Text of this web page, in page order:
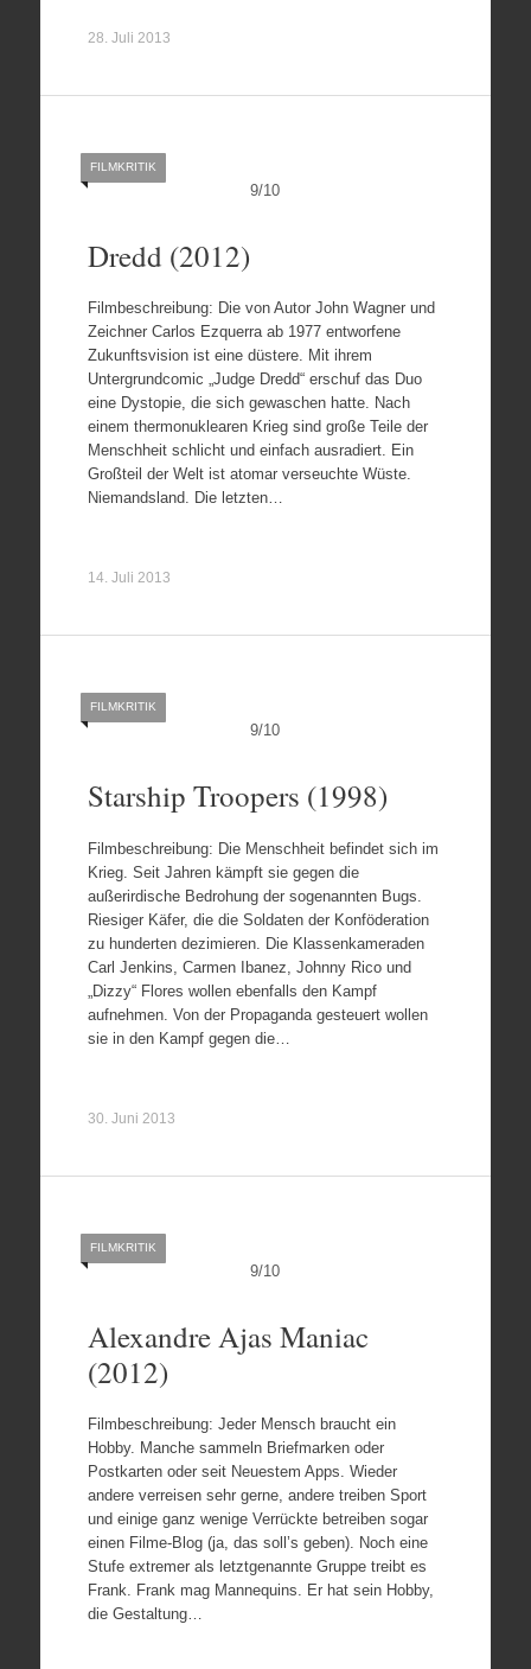
28. Juli 2013
9/10
FILMKRITIK
Dredd (2012)
Filmbeschreibung: Die von Autor John Wagner und
Zeichner Carlos Ezquerra ab 1977 entworfene
Zukunftsvision ist eine düstere. Mit ihrem
Untergrundcomic „Judge Dredd“ erschuf das Duo
eine Dystopie, die sich gewaschen hatte. Nach
einem thermonuklearen Krieg sind große Teile der
Menschheit schlicht und einfach ausradiert. Ein
Großteil der Welt ist atomar verseuchte Wüste.
Niemandsland. Die letzten…
14. Juli 2013
9/10
FILMKRITIK
Starship Troopers (1998)
Filmbeschreibung: Die Menschheit befindet sich im
Krieg. Seit Jahren kämpft sie gegen die
außerirdische Bedrohung der sogenannten Bugs.
Riesiger Käfer, die die Soldaten der Konföderation
zu hunderten dezimieren. Die Klassenkameraden
Carl Jenkins, Carmen Ibanez, Johnny Rico und
„Dizzy“ Flores wollen ebenfalls den Kampf
aufnehmen. Von der Propaganda gesteuert wollen
sie in den Kampf gegen die…
30. Juni 2013
9/10
FILMKRITIK
Alexandre Ajas Maniac
(2012)
Filmbeschreibung: Jeder Mensch braucht ein
Hobby. Manche sammeln Briefmarken oder
Postkarten oder seit Neuestem Apps. Wieder
andere verreisen sehr gerne, andere treiben Sport
und einige ganz wenige Verrückte betreiben sogar
einen Filme-Blog (ja, das soll’s geben). Noch eine
Stufe extremer als letztgenannte Gruppe treibt es
Frank. Frank mag Mannequins. Er hat sein Hobby,
die Gestaltung…